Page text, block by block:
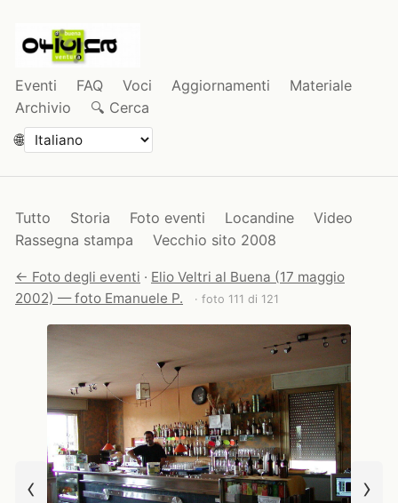
Eventi FAQ Voci Aggiornamenti
Materiale
Archivio
🔍 Cerca
🌐
Tutto Storia Foto eventi Locandine
Video
Rassegna stampa
Vecchio sito 2008
← Foto degli eventi · Elio Veltri al Buena (17 maggio
2002) — foto Emanuele P.
· foto 111 di 121
‹ ›